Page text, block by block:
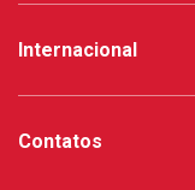
Internacional
Contatos